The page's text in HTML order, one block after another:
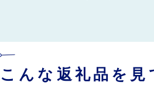
んな返礼品を見